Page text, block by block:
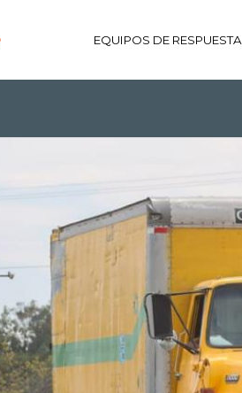
EQUIPOS DE RESPUESTA